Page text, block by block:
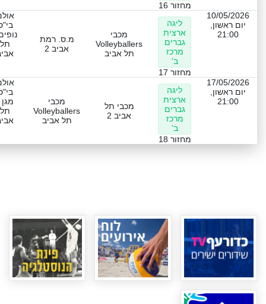
מחזור 16
10/05/2026
יום ראשון,
21:00
ליגה
ארצית
גברים
מרכז
ב'
מחזור 17
מכבי
Volleyballers
תל אביב
מ.ס. רמת
אביב 2
תל
17/05/2026
יום ראשון,
21:00
ליגה
ארצית
גברים
מרכז
ב'
מחזור 18
מכבי תל
אביב 2
מכבי
Volleyballers
תל אביב
תל